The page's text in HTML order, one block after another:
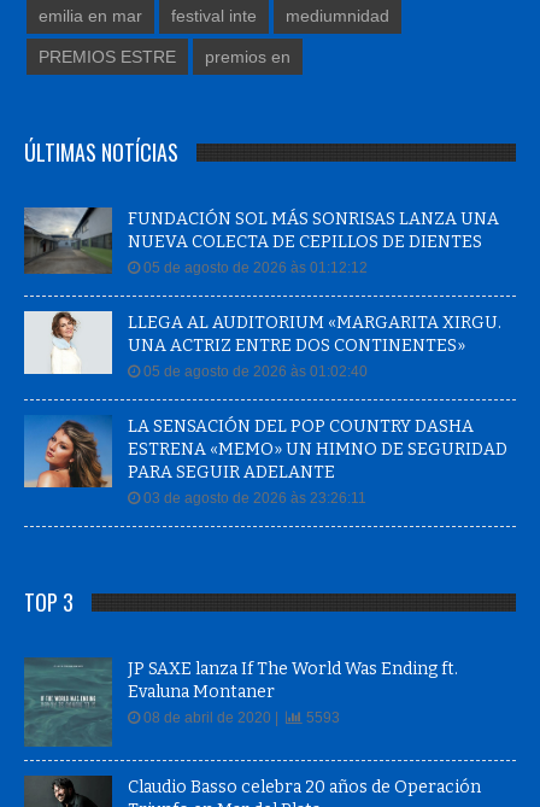
emilia en mar festival inte mediumnidad
PREMIOS ESTRE premios en
ÚLTIMAS NOTÍCIAS
FUNDACIÓN SOL MÁS SONRISAS LANZA UNA
NUEVA COLECTA DE CEPILLOS DE DIENTES
05 de agosto de 2026 às 01:12:12
LLEGA AL AUDITORIUM «MARGARITA XIRGU.
UNA ACTRIZ ENTRE DOS CONTINENTES»
05 de agosto de 2026 às 01:02:40
LA SENSACIÓN DEL POP COUNTRY DASHA
ESTRENA «MEMO» UN HIMNO DE SEGURIDAD
PARA SEGUIR ADELANTE
03 de agosto de 2026 às 23:26:11
TOP 3
JP SAXE lanza If The World Was Ending ft.
Evaluna Montaner
08 de abril de 2020 | 5593
Claudio Basso celebra 20 años de Operación